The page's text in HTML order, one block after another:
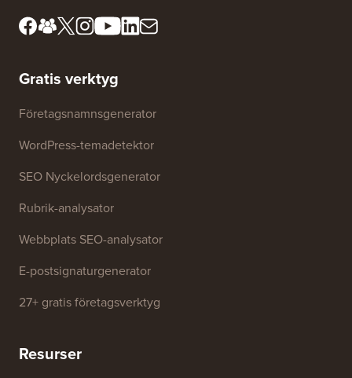
Gratis verktyg
Företagsnamnsgenerator
WordPress-temadetektor
SEO Nyckelordsgenerator
Rubrik-analysator
Webbplats SEO-analysator
E-postsignaturgenerator
27+ gratis företagsverktyg
Resurser